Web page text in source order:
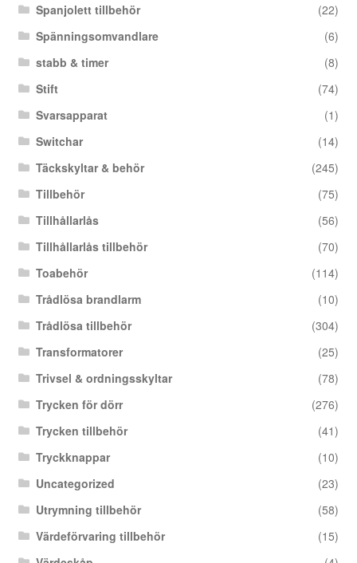
Spanjolett tillbehör
(22)
Spänningsomvandlare
(6)
stabb & timer
(8)
Stift
(74)
Svarsapparat
(1)
Switchar
(14)
Täckskyltar & behör
(245)
Tillbehör
(75)
Tillhållarlås
(56)
Tillhållarlås tillbehör
(70)
Toabehör
(114)
Trådlösa brandlarm
(10)
Trådlösa tillbehör
(304)
Transformatorer
(25)
Trivsel & ordningsskyltar
(78)
Trycken för dörr
(276)
Trycken tillbehör
(41)
Tryckknappar
(10)
Uncategorized
(23)
Utrymning tillbehör
(58)
Värdeförvaring tillbehör
(15)